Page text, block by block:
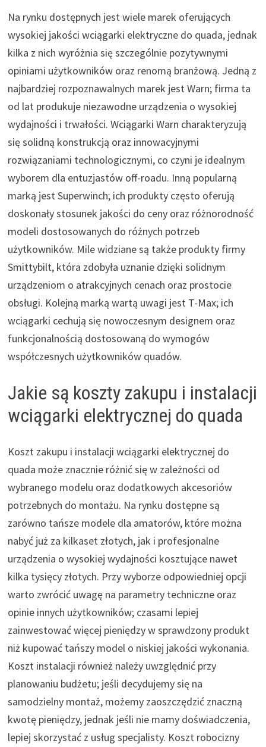
Na rynku dostępnych jest wiele marek oferujących
wysokiej jakości wciągarki elektryczne do quada, jednak
kilka z nich wyróżnia się szczególnie pozytywnymi
opiniami użytkowników oraz renomą branżową. Jedną z
najbardziej rozpoznawalnych marek jest Warn; firma ta
od lat produkuje niezawodne urządzenia o wysokiej
wydajności i trwałości. Wciągarki Warn charakteryzują
się solidną konstrukcją oraz innowacyjnymi
rozwiązaniami technologicznymi, co czyni je idealnym
wyborem dla entuzjastów off-roadu. Inną popularną
marką jest Superwinch; ich produkty często oferują
doskonały stosunek jakości do ceny oraz różnorodność
modeli dostosowanych do różnych potrzeb
użytkowników. Mile widziane są także produkty firmy
Smittybilt, która zdobyła uznanie dzięki solidnym
urządzeniom o atrakcyjnych cenach oraz prostocie
obsługi. Kolejną marką wartą uwagi jest T-Max; ich
wciągarki cechują się nowoczesnym designem oraz
funkcjonalnością dostosowaną do wymogów
współczesnych użytkowników quadów.
Jakie są koszty zakupu i instalacji
wciągarki elektrycznej do quada
Koszt zakupu i instalacji wciągarki elektrycznej do
quada może znacznie różnić się w zależności od
wybranego modelu oraz dodatkowych akcesoriów
potrzebnych do montażu. Na rynku dostępne są
zarówno tańsze modele dla amatorów, które można
nabyć już za kilkaset złotych, jak i profesjonalne
urządzenia o wysokiej wydajności kosztujące nawet
kilka tysięcy złotych. Przy wyborze odpowiedniej opcji
warto zwrócić uwagę na parametry techniczne oraz
opinie innych użytkowników; czasami lepiej
zainwestować więcej pieniędzy w sprawdzony produkt
niż kupować tańszy model o niskiej jakości wykonania.
Koszt instalacji również należy uwzględnić przy
planowaniu budżetu; jeśli decydujemy się na
samodzielny montaż, możemy zaoszczędzić znaczną
kwotę pieniędzy, jednak jeśli nie mamy doświadczenia,
lepiej skorzystać z usług specjalisty. Koszt robocizny